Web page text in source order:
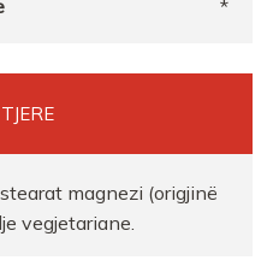
*
magnezi (origjinë
vegjetariane.